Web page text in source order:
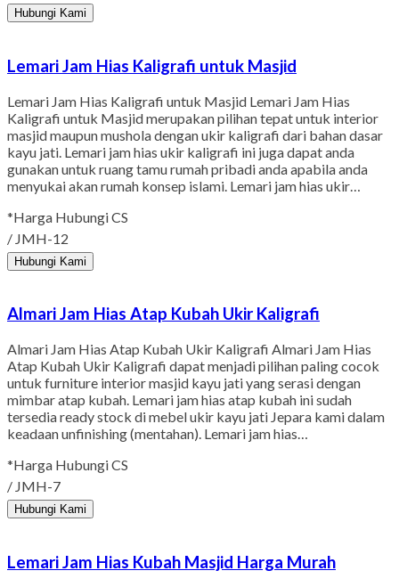
Hubungi Kami
Lemari Jam Hias Kaligrafi untuk Masjid
Lemari Jam Hias Kaligrafi untuk Masjid Lemari Jam Hias
Kaligrafi untuk Masjid merupakan pilihan tepat untuk interior
masjid maupun mushola dengan ukir kaligrafi dari bahan dasar
kayu jati. Lemari jam hias ukir kaligrafi ini juga dapat anda
gunakan untuk ruang tamu rumah pribadi anda apabila anda
menyukai akan rumah konsep islami. Lemari jam hias ukir…
*Harga Hubungi CS
/ JMH-12
Hubungi Kami
Almari Jam Hias Atap Kubah Ukir Kaligrafi
Almari Jam Hias Atap Kubah Ukir Kaligrafi Almari Jam Hias
Atap Kubah Ukir Kaligrafi dapat menjadi pilihan paling cocok
untuk furniture interior masjid kayu jati yang serasi dengan
mimbar atap kubah. Lemari jam hias atap kubah ini sudah
tersedia ready stock di mebel ukir kayu jati Jepara kami dalam
keadaan unfinishing (mentahan). Lemari jam hias…
*Harga Hubungi CS
/ JMH-7
Hubungi Kami
Lemari Jam Hias Kubah Masjid Harga Murah